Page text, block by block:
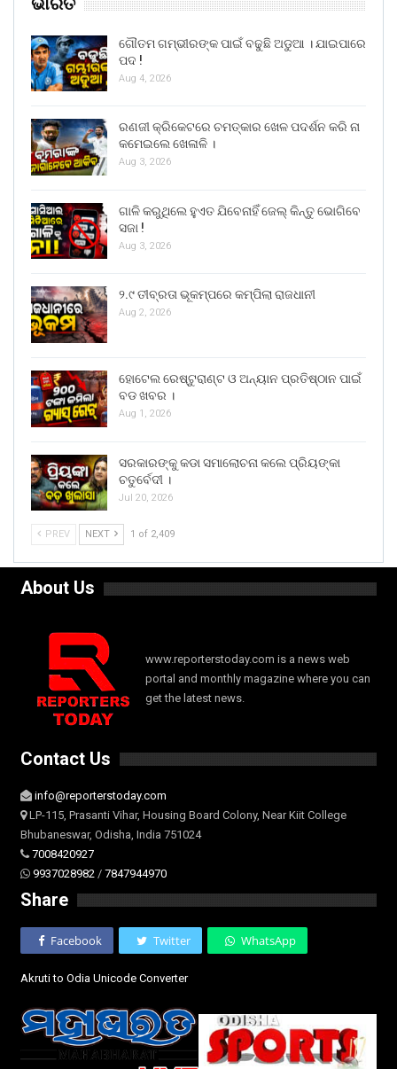
ଗୌତମ ଗମ୍ଭୀରଙ୍କ ପାଇଁ ବଢୁଛି ଅଡୁଆ । ଯାଇପାରେ
ପଦ !
Aug 4, 2026
ରଣଜୀ କ୍ରିକେଟରେ ଚମତ୍କାର ଖେଳ ପଦର୍ଶନ କରି ନା
କମେଇଲେ ଖେଳାଳି ।
Aug 3, 2026
ଗାଳି କରୁଥିଲେ ହୁଏତ ଯିବେନାହିଁ ଜେଲ୍ କିନ୍ତୁ ଭୋଗିବେ
ସଜା !
Aug 3, 2026
୨.୯ ତୀବ୍ରତା ଭୂକମ୍ପରେ କମ୍ପିଲା ରାଜଧାନୀ
Aug 2, 2026
ହୋଟେଲ ରେଷ୍ଟୁରାଣ୍ଟ ଓ ଅନ୍ୟାନ ପ୍ରତିଷ୍ଠାନ ପାଇଁ
ବଡ ଖବର ।
Aug 1, 2026
ସରକାରଙ୍କୁ କଡା ସମାଲୋଚନା କଲେ ପ୍ରିୟଙ୍କା
ଚତୁର୍ବେଦୀ ।
Jul 20, 2026
PREV NEXT 1 of 2,409
About Us
www.reporterstoday.com is a news web
portal and monthly magazine where you can
get the latest news.
Contact Us
info@reporterstoday.com
LP-115, Prasanti Vihar, Housing Board Colony, Near Kiit College
Bhubaneswar, Odisha, India 751024
7008420927
9937028982 / 7847944970
Share
Facebook Twitter WhatsApp
Akruti to Odia Unicode Converter